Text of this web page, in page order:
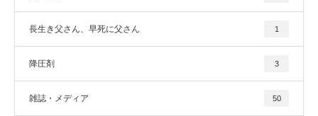
長生き父さん、早死に父さん 1
降圧剤 3
雑誌・メディア 50